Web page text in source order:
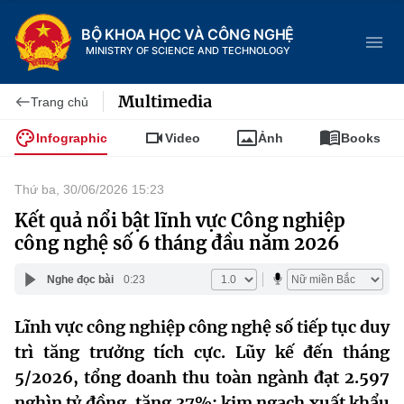
BỘ KHOA HỌC VÀ CÔNG NGHỆ
MINISTRY OF SCIENCE AND TECHNOLOGY
Trang chủ
Giới thiệu
Cơ cấu tổ chức
Lịch sử phát triển
Khoa học và Công nghệ
Đổi mới sáng tạo
Dịch vụ công
Hệ thống văn bản
Trang chủ Multimedia
Infographic Video Ảnh Books
Thứ ba, 30/06/2026 15:23
Kết quả nổi bật lĩnh vực Công nghiệp
công nghệ số 6 tháng đầu năm 2026
Nghe đọc bài 0:23
Lĩnh vực công nghiệp công nghệ số tiếp tục duy
trì tăng trưởng tích cực. Lũy kế đến tháng
5/2026, tổng doanh thu toàn ngành đạt 2.597